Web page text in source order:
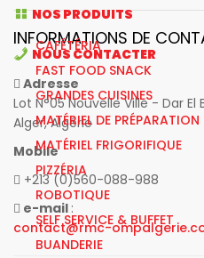
NOS PRODUITS
CAFÉTÉRIA
FAST FOOD SNACK
GRANDES CUISINES
MATÉRIEL DE PRÉPARATION
MATÉRIEL FRIGORIFIQUE
PIZZÉRIA
ROBOTIQUE
SELF SERVICE & BUFFET
BUANDERIE
NOUS CONTACTER
INFORMATIONS DE
Adresse
Lot N°05 Nouvelle Ville - Dar El
Alger, Algérie
Mobile
+213 (0)560-088-988
e-mail :
contact@rmc-